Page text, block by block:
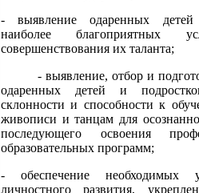
- выявление одаренных
наиболее благоприятных
совершенствования их таланта;
- выявление, отбор и
одаренных детей и
склонности и способности к
живописи и танцам для
последующего освоения
образовательных программ;
- обеспечение необходимых
личностного развития,